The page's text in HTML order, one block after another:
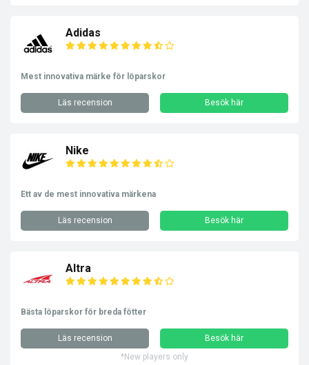
Adidas
Mest innovativa märke för löparskor
Läs recension Besök här
Nike
Ett av de mest innovativa märkena
Läs recension Besök här
Altra
Bästa löparskor för breda fötter
Läs recension
Besök här
*New players only